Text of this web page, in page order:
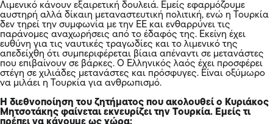
Λιμενικό κάνουν εξαιρετική δουλειά. Εμείς εφαρμόζουμε
αυστηρή αλλά δίκαιη μεταναστευτική πολιτική, ενώ η Τουρκία
δεν τηρεί την συμφωνία με την ΕΕ και ενθαρρύνει τις
παράνομες αναχωρήσεις από το έδαφός της. Εκείνη έχει
ευθύνη για τις ναυτικές τραγωδίες και το λιμενικό της
απεδείχθη ότι συμπεριφέρεται βίαια απέναντι σε μετανάστες
που επιβαίνουν σε βάρκες. Ο Ελληνικός λαός έχει προσφέρει
στέγη σε χιλιάδες μετανάστες και πρόσφυγες. Είναι οξύμωρο
να μιλάει η Τουρκία για ανθρωπισμό.
Η διεθνοποίηση του ζητήματος που ακολουθεί ο Κυριάκος
Μητσοτάκης φαίνεται εκνευρίζει την Τουρκία. Εμείς τι